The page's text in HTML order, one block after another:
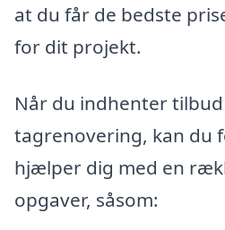
at du får de bedste
for dit projekt.
Når du indhenter
tagrenovering, kan du
hjælper dig med en
opgaver, såsom: